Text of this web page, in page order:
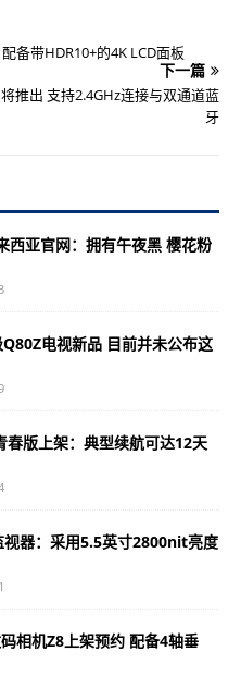
备带HDR10+的4K LCD面板
下一篇
推出 支持2.4GHz连接与双通道蓝
牙
西亚官网：拥有午夜黑 樱花粉
电视新品 目前并未公布这
版上架：典型续航可达12天
器：采用5.5英寸2800nit亮度
相机Z8上架预约 配备4轴垂